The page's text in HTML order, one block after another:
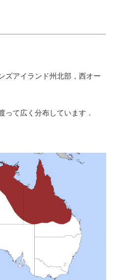
ズアイランド州北部，西オー
って広く分布しています．